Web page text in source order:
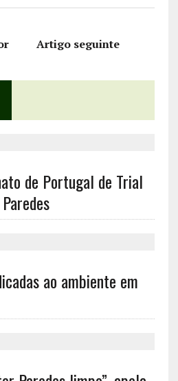
Artigo seguinte
de Portugal de Trial
ao ambiente em